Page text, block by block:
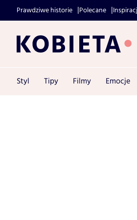
Prawdziwe historie Polecane
Styl Tipy Filmy Emocje